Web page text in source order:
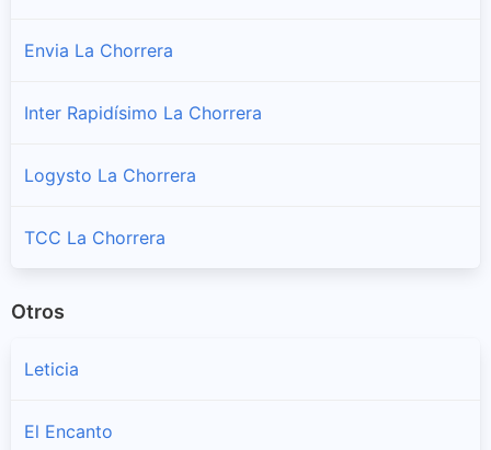
Envia La Chorrera
Inter Rapidísimo La Chorrera
Logysto La Chorrera
TCC La Chorrera
Otros
Leticia
El Encanto